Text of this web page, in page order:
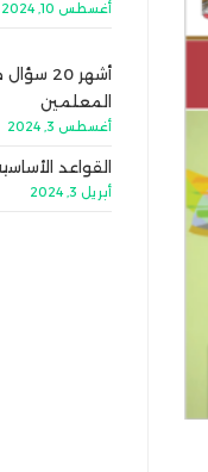
أغسطس 10, 2024
أشهر 20
المعلمين
أغسطس 3, 2024
القواعد
أبريل 3, 2024